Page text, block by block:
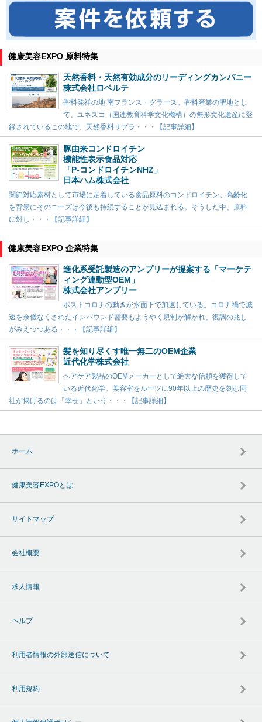
健康美容EXPO 原料特集
天然香料・天然有効成分のリーディングカンパニー
株式会社ロベルテ
香料発祥の地 南フランス・グラース。香料産業の聖地とし
て、ユネスコ（国連教育科学文化機構）の無形文化遺産に登
録されているこの地で、天然香料サプラ・・・【記事詳細】
豚由来コンドロイチン
機能性表示食品対応
「P-コンドロイチンNHZ」
日本ハム株式会社
関節対応素材として市場に定着している食品原料のコンドロイチン。高齢化
を背景にそのニーズは今後も持続することが見込まれる。そうした中、原料
に対し・・・【記事詳細】
健康美容EXPO 企業特集
進化系受託製造のアンプリーが提案する「マーケテ
ィング連動型OEM」
株式会社アンプリー
ポストコロナの動きが水面下で加速している。コロナ禍で減
速を余儀なくされたインバウンド需要もようやく規制が解かれ、復調の兆し
がみえつつある・・・【記事詳細】
髪を知り尽くす唯一無二のOEM企業
近代化学株式会社
ヘアケア製品のOEMメーカーとして絶大な信頼を獲得して
いる近代化学。美容室をルーツに90年以上の歴史を刻む同
社が掲げるのは「幸せ」という・・・【記事詳細】
ホーム
健康美容EXPOとは
サイトマップ
会社概要
求人情報
ヘルプ
利用者情報の外部送信について
利用規約